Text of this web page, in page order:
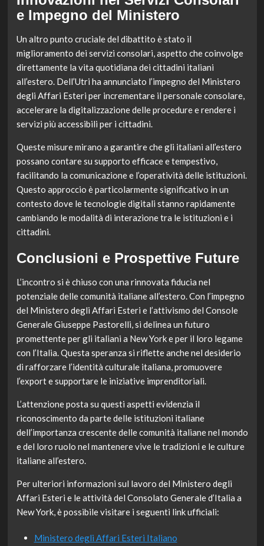
e Impegno del Ministero
Un altro punto cruciale del dibattito è stato il
miglioramento dei servizi consolari, aspetto che coinvolge
direttamente la vita quotidiana dei cittadini italiani
all’estero. Dell’Utri ha annunciato l’impegno del Ministero
degli Affari Esteri per incrementare il personale consolare,
accelerare la digitalizzazione delle procedure e rendere i
servizi più accessibili per i cittadini.
Queste misure mirano a garantire che gli italiani all’estero
possano contare su supporto efficace e tempestivo,
facilitando la comunicazione e l’operatività delle istituzioni.
Questo approccio è particolarmente significativo in un
contesto dove le tecnologie digitali stanno rapidamente
cambiando le modalità di interazione tra le istituzioni e i
cittadini.
Conclusioni e Prospettive Future
L’incontro si è chiuso con una rinnovata fiducia nel
potenziale delle comunità italiane all’estero. Con l’impegno
del Ministero degli Affari Esteri e l’attivismo del Console
Generale Giuseppe Pastorelli, si delinea un futuro
promettente per gli italiani a New York e per il loro legame
con l’Italia. Questa speranza si riflette anche nel desiderio
di rafforzare l’identità culturale italiana, promuovere
l’export e supportare le iniziative imprenditoriali.
L’attenzione posta su questi aspetti evidenzia il
riconoscimento da parte delle istituzioni italiane
dell’importanza crescente delle comunità italiane nel mondo
e del loro ruolo nel mantenere vive le tradizioni e le culture
italiane all’estero.
Per ulteriori informazioni sul lavoro del Ministero degli
Affari Esteri e le attività del Consolato Generale d’Italia a
New York, è possibile visitare i seguenti link ufficiali:
Ministero degli Affari Esteri Italiano